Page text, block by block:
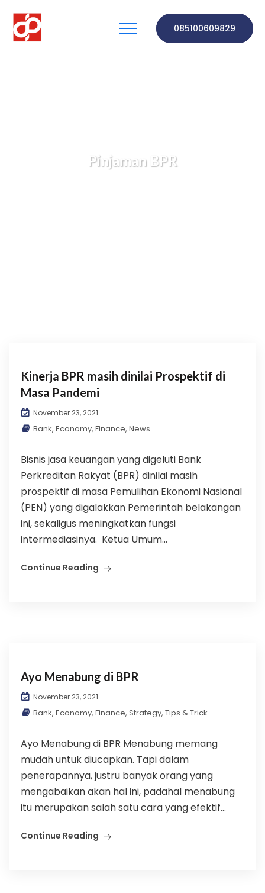
085100609829
Pinjaman BPR
Kinerja BPR masih dinilai Prospektif di
Masa Pandemi
November 23, 2021
Bank, Economy, Finance, News
Bisnis jasa keuangan yang digeluti Bank
Perkreditan Rakyat (BPR) dinilai masih
prospektif di masa Pemulihan Ekonomi Nasional
(PEN) yang digalakkan Pemerintah belakangan
ini, sekaligus meningkatkan fungsi
intermediasinya. Ketua Umum...
Continue Reading
Ayo Menabung di BPR
November 23, 2021
Bank, Economy, Finance, Strategy, Tips & Trick
Ayo Menabung di BPR Menabung memang
mudah untuk diucapkan. Tapi dalam
penerapannya, justru banyak orang yang
mengabaikan akan hal ini, padahal menabung
itu merupakan salah satu cara yang efektif...
Continue Reading